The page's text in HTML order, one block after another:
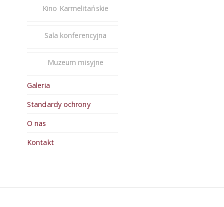
Kino Karmelitańskie
Sala konferencyjna
Muzeum misyjne
Galeria
Standardy ochrony
O nas
Kontakt